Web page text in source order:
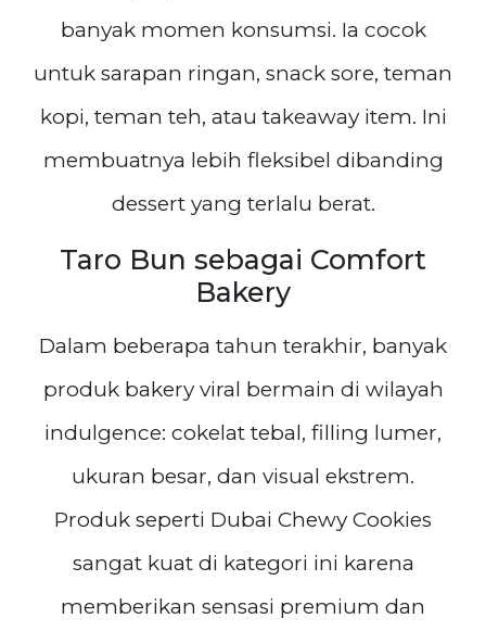
banyak momen konsumsi. Ia cocok
untuk sarapan ringan, snack sore, teman
kopi, teman teh, atau takeaway item. Ini
membuatnya lebih fleksibel dibanding
dessert yang terlalu berat.
Taro Bun sebagai Comfort
Bakery
Dalam beberapa tahun terakhir, banyak
produk bakery viral bermain di wilayah
indulgence: cokelat tebal, filling lumer,
ukuran besar, dan visual ekstrem.
Produk seperti Dubai Chewy Cookies
sangat kuat di kategori ini karena
memberikan sensasi premium dan